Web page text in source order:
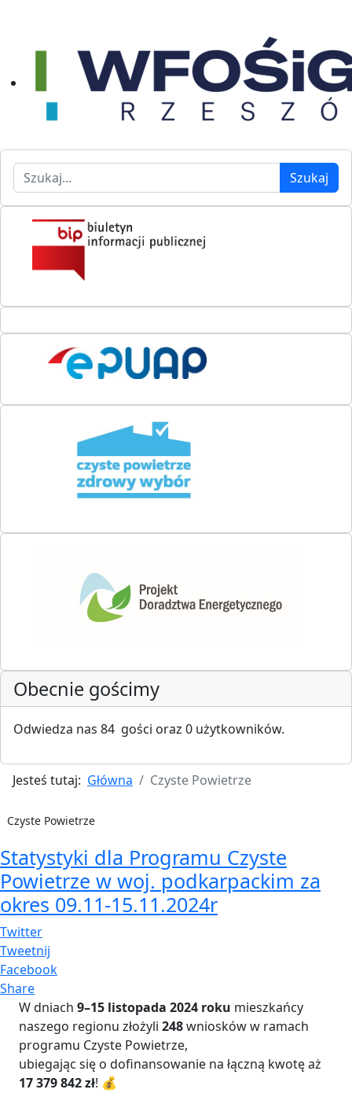
Szukaj Szukaj
Obecnie gościmy
Odwiedza nas 84 gości oraz 0 użytkowników.
Jesteś tutaj: Główna Czyste Powietrze
Czyste Powietrze
Statystyki dla Programu Czyste
Powietrze w woj. podkarpackim za
okres 09.11-15.11.2024r
Twitter
Tweetnij
Facebook
Share
W dniach 9–15 listopada 2024 roku mieszkańcy
naszego regionu złożyli 248wniosków w ramach
programu Czyste Powietrze,
ubiegając się o dofinansowanie na łączną kwotę aż
17 379 842 zł! 💰